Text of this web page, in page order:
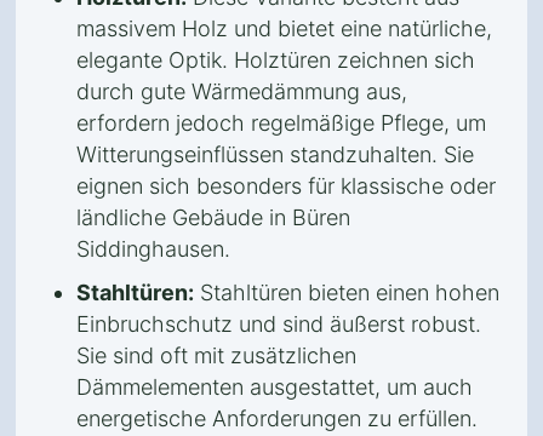
massivem Holz und bietet eine natürliche,
elegante Optik. Holztüren zeichnen sich
durch gute Wärmedämmung aus,
erfordern jedoch regelmäßige Pflege, um
Witterungseinflüssen standzuhalten. Sie
eignen sich besonders für klassische oder
ländliche Gebäude in Büren
Siddinghausen.
Stahltüren: Stahltüren bieten einen hohen
Einbruchschutz und sind äußerst robust.
Sie sind oft mit zusätzlichen
Dämmelementen ausgestattet, um auch
energetische Anforderungen zu erfüllen.